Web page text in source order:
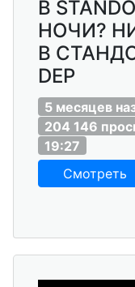
В
НОЧИ?
В
DEP
5 месяцев
204 146
19:27
Смотреть